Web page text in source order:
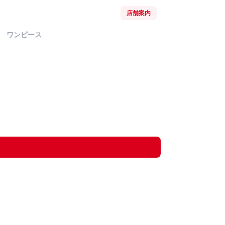
店舗案内
ワンピース